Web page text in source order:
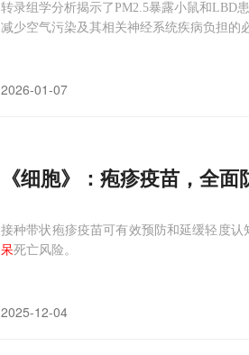
转录组学分析揭示了PM2.5暴露小鼠和LBD
减少空气污染及其相关神经系统疾病负担的
2026-01-07
《细胞》：疱疹疫苗，全面
接种带状疱疹疫苗可有效预防和延缓轻度认
呆死亡风险。
2025-12-04